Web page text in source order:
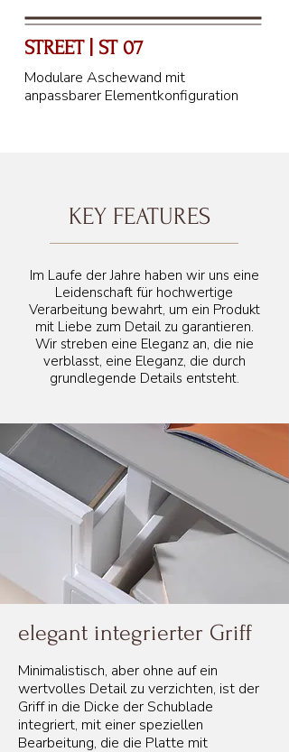
STREET | ST 07
Modulare Aschewand mit
anpassbarer Elementkonfiguration
KEY FEATURES
Im Laufe der Jahre haben wir uns eine
Leidenschaft für hochwertige
Verarbeitung bewahrt, um ein Produkt
mit Liebe zum Detail zu garantieren.
Wir streben eine Eleganz an, die nie
verblasst, eine Eleganz, die durch
grundlegende Details entsteht.
elegant integrierter Griff
Minimalistisch, aber ohne auf ein
wertvolles Detail zu verzichten, ist der
Griff in die Dicke der Schublade
integriert, mit einer speziellen
Bearbeitung, die die Platte mit